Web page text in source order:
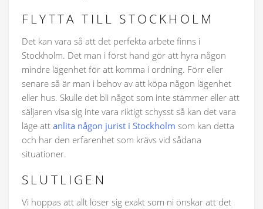
FLYTTA TILL STOCKHOLM
Det kan vara så att det perfekta arbete finns i
Stockholm. Det man i först hand gör att hyra någon
mindre lägenhet för att komma i ordning. Förr eller
senare så är man i behov av att köpa någon lägenhet
eller hus. Skulle det bli något som inte stämmer eller att
säljaren visa sig inte vara riktigt schysst så kan det vara
läge att anlita någon jurist i Stockholm som kan detta
och har den erfarenhet som krävs vid sådana
situationer.
SLUTLIGEN
Vi hoppas att allt löser sig exakt som ni önskar att det